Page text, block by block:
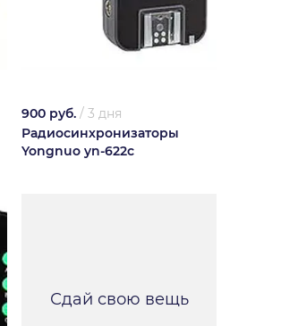
900 руб. / 3 дня
Радиосинхронизаторы
Yongnuo yn-622c
Сдай свою вещь